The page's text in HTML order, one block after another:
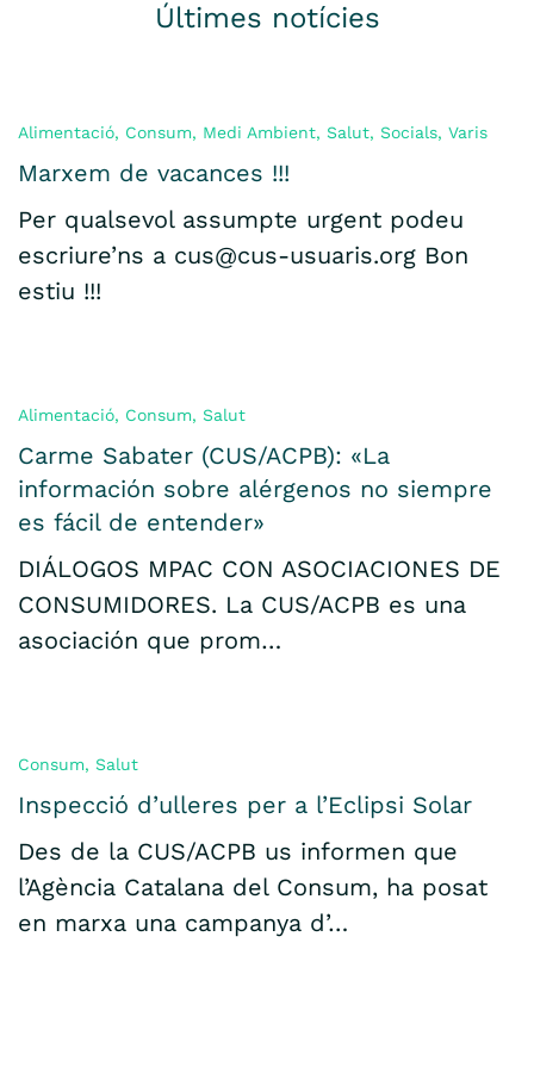
Últimes notícies
Alimentació, Consum, Medi Ambient, Salut, Socials, Varis
Marxem de vacances !!!
Per qualsevol assumpte urgent podeu
escriure’ns a cus@cus-usuaris.org Bon
estiu !!!
Alimentació, Consum, Salut
Carme Sabater (CUS/ACPB): «La
información sobre alérgenos no siempre
es fácil de entender»
DIÁLOGOS MPAC CON ASOCIACIONES DE
CONSUMIDORES. La CUS/ACPB es una
asociación que prom…
Consum, Salut
Inspecció d’ulleres per a l’Eclipsi Solar
Des de la CUS/ACPB us informen que
l’Agència Catalana del Consum, ha posat
en marxa una campanya d’…